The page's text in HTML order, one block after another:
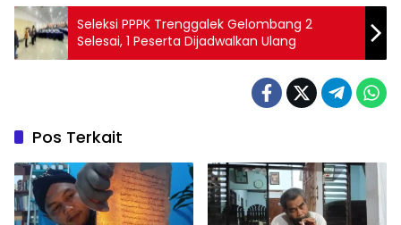
Seleksi PPPK Trenggalek Gelombang 2
Selesai, 1 Peserta Dijadwalkan Ulang
Pos Terkait